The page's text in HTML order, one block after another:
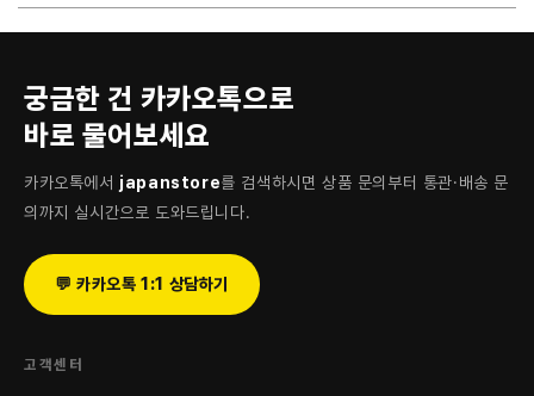
궁금한 건 카카오톡으로
바로 물어보세요
카카오톡에서 japanstore를 검색하시면 상품 문의부터 통관·배송 문
의까지 실시간으로 도와드립니다.
💬 카카오톡 1:1 상담하기
고객센터